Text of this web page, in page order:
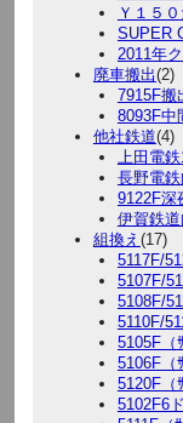
Ｙ１５
SUPER
2011年
廃車搬出(2)
7915F搬
8093F中
他社鉄道(4)
上田電
長野電
9122F深
伊賀鉄道
組換え (17)
5117F/
5107F/
5108F/
5110F/
5105F（
5106F（
5120F（
5102F6